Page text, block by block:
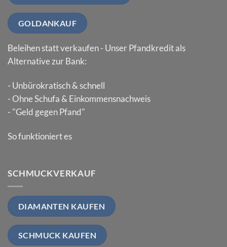
GOLDANKAUF
Beleihen statt verkaufen - Unser Pfandkredit als
Alternative zur Bank:
- Unbürokratisch & schnell
- Ohne Schufa & Einkommensnachweis
- "Geld gegen Pfand"
So funktioniert es
SCHMUCKVERKAUF
DIAMANTEN KAUFEN
SCHMUCK KAUFEN